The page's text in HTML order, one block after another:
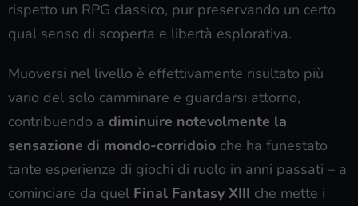
rispetto un RPG classico, pur preservando un certo
qual senso di scoperta e libertà esplorativa.
Muoversi nel livello è effettivamente risultato più
vario del solo camminare e guardarsi attorno,
contribuendo a diminuire notevolmente la
sensazione di mondo-corridoio che ha funestato
tante esperienze di giochi di ruolo in anni passati – a
cominciare da quel Final Fantasy XIII che mette i